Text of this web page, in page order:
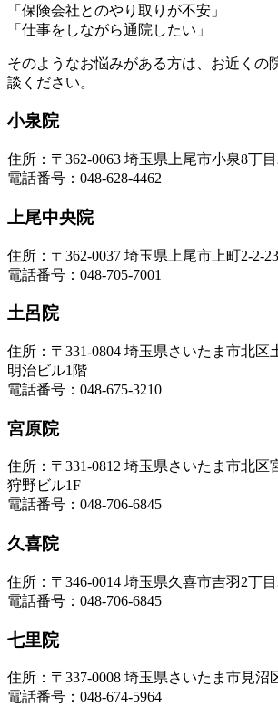
「保険会社とのやり取りが不安」
「仕事をしながら通院したい」
そのようなお悩みがある方は、お近くの
談ください。
小泉院
住所：〒362-0063 埼玉県上尾市小泉8丁
電話番号：048-628-4462
上尾中央院
住所：〒362-0037 埼玉県上尾市上町2-2-
電話番号：048-705-7001
土呂院
住所：〒331-0804 埼玉県さいたま市北区
明治ビル1階
電話番号：048-675-3210
宮原院
住所：〒331-0812 埼玉県さいたま市北区
狩野ビル1F
電話番号：048-706-6845
久喜院
住所：〒346-0014 埼玉県久喜市吉羽2丁
電話番号：048-706-6845
七里院
住所：〒337-0008 埼玉県さいたま市見沼
電話番号：048-674-5964